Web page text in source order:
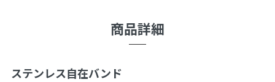
商品詳細
ステンレス自在バンド